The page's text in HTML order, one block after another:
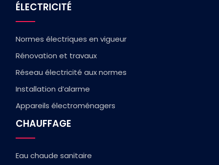
ÉLECTRICITÉ
Normes électriques en vigueur
Rénovation et travaux
Réseau électricité aux normes
Installation d’alarme
Appareils électroménagers
CHAUFFAGE
Eau chaude sanitaire